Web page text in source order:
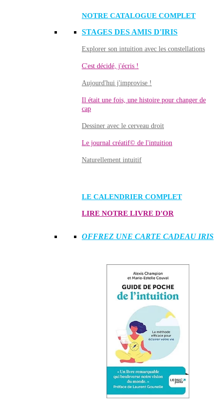
NOTRE CATALOGUE COMPLET
STAGES DES AMIS D'IRIS
Explorer son intuition avec les constellations
C'est décidé, j'écris !
Aujourd'hui j'improvise !
Il était une fois, une histoire pour changer de
cap
Dessiner avec le cerveau droit
Le journal créatif© de l'intuition
Naturellement intuitif
LE CALENDRIER COMPLET
LIRE NOTRE LIVRE D'OR
OFFREZ UNE CARTE CADEAU IRIS